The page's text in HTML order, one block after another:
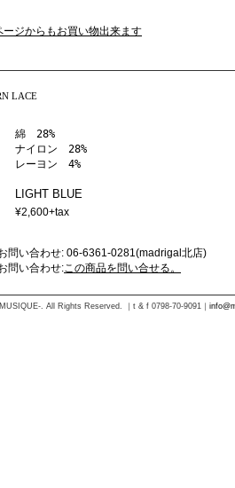
ージからもお買い物出来ます
LACE
綿　28%
ナイロン　28%
レーヨン　4%
LIGHT BLUE
¥2,600+tax
問い合わせ: 06-6361-0281(madrigal北店)
問い合わせ:この商品を問い合せる。
. All Rights Reserved. ｜t & f 0798-70-9091｜